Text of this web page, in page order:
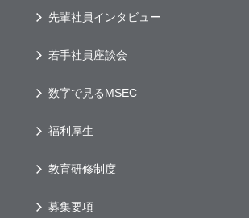
先輩社員インタビュー
若手社員座談会
数字で見るMSEC
福利厚生
教育研修制度
募集要項